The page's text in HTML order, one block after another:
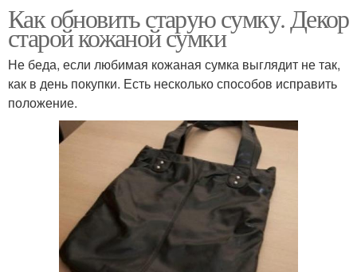
Как обновить старую сумку. Декор
старой кожаной сумки
Не беда, если любимая кожаная сумка выглядит не так,
как в день покупки. Есть несколько способов исправить
положение.